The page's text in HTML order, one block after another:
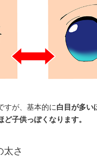
すが、基本的に白目が多い
子供っぽくなります。
さ